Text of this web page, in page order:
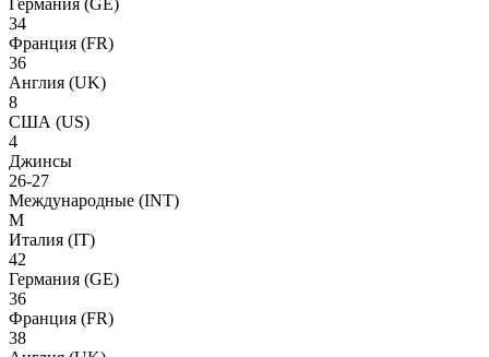
Германия (GE)
34
Франция (FR)
36
Англия (UK)
8
США (US)
4
Джинсы
26-27
Международные (INT)
M
Италия (IT)
42
Германия (GE)
36
Франция (FR)
38